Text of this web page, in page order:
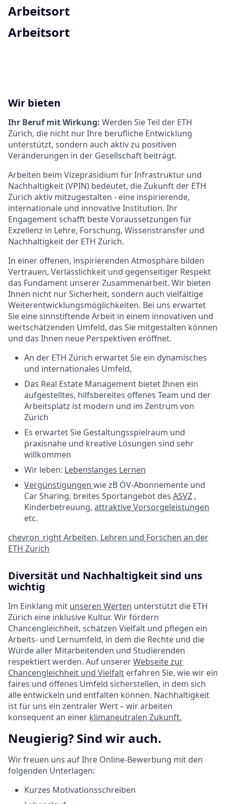
Arbeitsort
Arbeitsort
Wir bieten
Ihr Beruf mit Wirkung: Werden Sie Teil der ETH
Zürich, die nicht nur Ihre berufliche Entwicklung
unterstützt, sondern auch aktiv zu positiven
Veränderungen in der Gesellschaft beiträgt.
Arbeiten beim Vizepräsidium für Infrastruktur und
Nachhaltigkeit (VPIN) bedeutet, die Zukunft der ETH
Zürich aktiv mitzugestalten - eine inspirierende,
internationale und innovative Institution. Ihr
Engagement schafft beste Voraussetzungen für
Exzellenz in Lehre, Forschung, Wissenstransfer und
Nachhaltigkeit der ETH Zürich.
In einer offenen, inspirierenden Atmosphäre bilden
Vertrauen, Verlässlichkeit und gegenseitiger Respekt
das Fundament unserer Zusammenarbeit. Wir bieten
Ihnen nicht nur Sicherheit, sondern auch vielfältige
Weiterentwicklungsmöglichkeiten. Bei uns erwartet
Sie eine sinnstiftende Arbeit in einem innovativen und
wertschätzenden Umfeld, das Sie mitgestalten können
und das Ihnen neue Perspektiven eröffnet.
An der ETH Zürich erwartet Sie ein dynamisches
und internationales Umfeld,
Das Real Estate Management bietet Ihnen ein
aufgestelltes, hilfsbereites offenes Team und der
Arbeitsplatz ist modern und im Zentrum von
Zürich
Es erwartet Sie Gestaltungsspielraum und
praxisnahe und kreative Lösungen sind sehr
willkommen
Wir leben: Lebenslanges Lernen
Vergünstigungen wie zB ÖV-Abonnemente und
Car Sharing, breites Sportangebot des ASVZ ,
Kinderbetreuung, attraktive Vorsorgeleistungen
etc.
chevron_rightArbeiten, Lehren und Forschen an der
ETH Zürich
Diversität und Nachhaltigkeit sind uns
wichtig
Im Einklang mit unseren Werten unterstützt die ETH
Zürich eine inklusive Kultur. Wir fördern
Chancengleichheit, schätzen Vielfalt und pflegen ein
Arbeits- und Lernumfeld, in dem die Rechte und die
Würde aller Mitarbeitenden und Studierenden
respektiert werden. Auf unsererWebseite zur
Chancengleichheit und Vielfalt erfahren Sie, wie wir ein
faires und offenes Umfeld sicherstellen, in dem sich
alle entwickeln und entfalten können. Nachhaltigkeit
ist für uns ein zentraler Wert – wir arbeiten
konsequent an einer klimaneutralen Zukunft.
Neugierig? Sind wir auch.
Wir freuen uns auf Ihre Online-Bewerbung mit den
folgenden Unterlagen:
Kurzes Motivationsschreiben